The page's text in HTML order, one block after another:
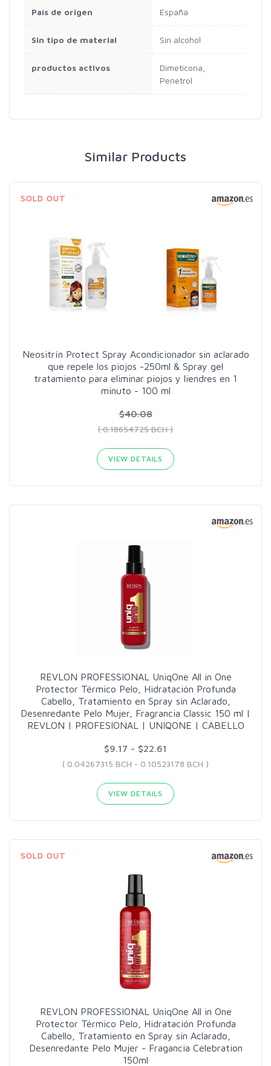
País de origen España
Sin tipo de material Sin alcohol
productos activos
Dimeticona,
Penetrol
Similar Products
SOLD OUT
Neositrín Protect Spray Acondicionador sin aclarado
que repele los piojos -250ml & Spray gel
tratamiento para eliminar piojos y liendres en 1
minuto - 100 ml
$40.08
( 0.18654725 BCH )
VIEW DETAILS
REVLON PROFESSIONAL UniqOne All in One
Protector Térmico Pelo, Hidratación Profunda
Cabello, Tratamiento en Spray sin Aclarado,
Desenredante Pelo Mujer, Fragrancia Classic 150 ml |
REVLON | PROFESIONAL | UNIQONE | CABELLO
$9.17 - $22.61
( 0.04267315 BCH - 0.10523178 BCH )
VIEW DETAILS
SOLD OUT
REVLON PROFESSIONAL UniqOne All in One
Protector Térmico Pelo, Hidratación Profunda
Cabello, Tratamiento en Spray sin Aclarado,
Desenredante Pelo Mujer - Fragancia Celebration
150ml